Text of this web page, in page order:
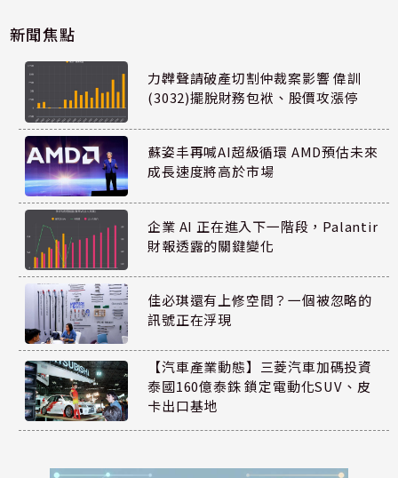
新聞焦點
力韡聲請破產切割仲裁案影響 偉訓
(3032)擺脫財務包袱、股價攻漲停
蘇姿丰再喊AI超級循環 AMD預估未來
成長速度將高於市場
企業 AI 正在進入下一階段，Palantir
財報透露的關鍵變化
佳必琪還有上修空間？一個被忽略的
訊號正在浮現
【汽車產業動態】三菱汽車加碼投資
泰國160億泰銖 鎖定電動化SUV、皮
卡出口基地